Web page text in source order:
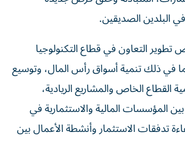
البلدين الصديقين.
تطوير التعاون في قطاع التكنولوجيا
في ذلك تنمية أسواق رأس المال، وتوسيع
القطاع الخاص والمشاريع الريادية،
المؤسسات المالية والاستثمارية في
تدفقات الاستثمار وأنشطة الأعمال بين